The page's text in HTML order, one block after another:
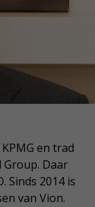
en trad
Group. Daar
Sinds 2014 is
van Vion.